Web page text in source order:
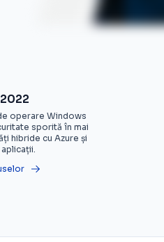
operare Windows
sporită în mai
hibride cu Azure și